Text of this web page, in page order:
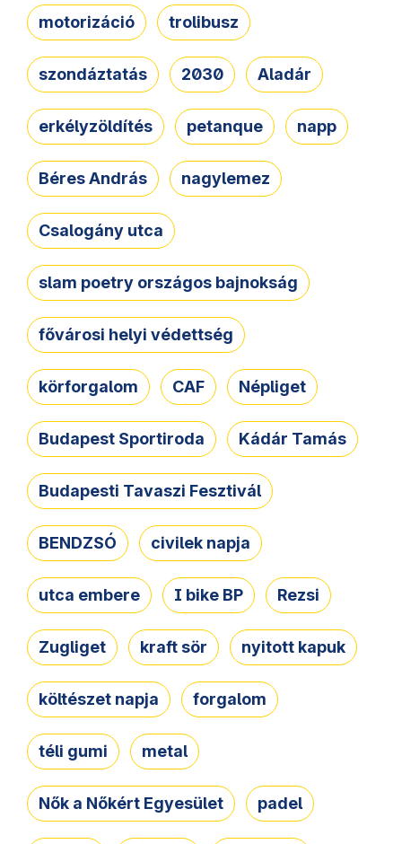
motorizáció trolibusz
szondáztatás 2030 Aladár
erkélyzöldítés petanque napp
Béres András nagylemez
Csalogány utca
slam poetry országos bajnokság
fővárosi helyi védettség
körforgalom CAF Népliget
Budapest Sportiroda Kádár Tamás
Budapesti Tavaszi Fesztivál
BENDZSÓ civilek napja
utca embere I bike BP Rezsi
Zugliget kraft sör nyitott kapuk
költészet napja forgalom
téli gumi metal
Nők a Nőkért Egyesület padel